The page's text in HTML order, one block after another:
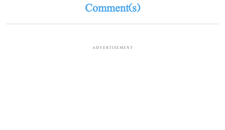
Comment(s)
ADVERTISEMENT